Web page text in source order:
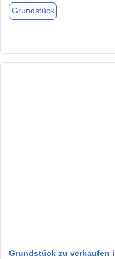
Grundstück
Grundstück zu verkaufen